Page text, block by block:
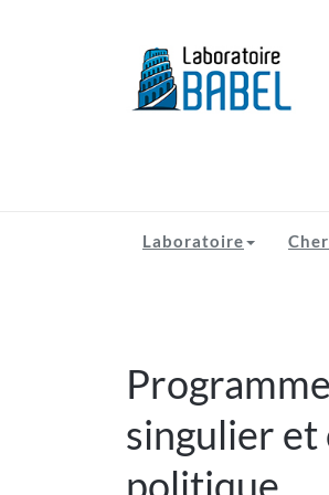
Laboratoire
singulier et
politique